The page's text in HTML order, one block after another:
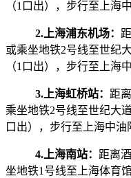
（1口出），步行至上海
2.上海浦东机场：
或乘坐地铁2号线至世纪
（1口出），步行至上海
3.上海虹桥站： 距
乘坐地铁2号线至世纪大
口出），步行至上海中油
4.上海南站： 距离
坐地铁1号线至上海体育